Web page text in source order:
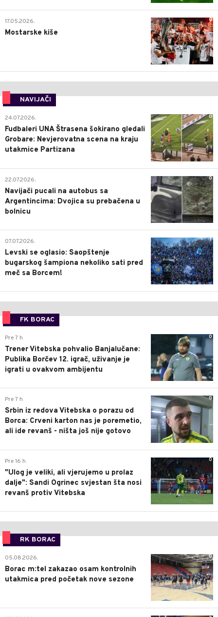
0
17.05.2026.
Mostarske kiše
NAVIJAČI
0
24.07.2026.
Fudbaleri UNA Štrasena šokirano gledali
Grobare: Nevjerovatna scena na kraju
utakmice Partizana
0
22.07.2026.
Navijači pucali na autobus sa
Argentincima: Dvojica su prebačena u
bolnicu
1
07.07.2026.
Levski se oglasio: Saopštenje
bugarskog šampiona nekoliko sati pred
meč sa Borcem!
FK BORAC
0
Pre 7 h
Trener Vitebska pohvalio Banjalučane:
Publika Borčev 12. igrač, uživanje je
igrati u ovakvom ambijentu
0
Pre 7 h
Srbin iz redova Vitebska o porazu od
Borca: Crveni karton nas je poremetio,
ali ide revanš - ništa još nije gotovo
0
Pre 16 h
"Ulog je veliki, ali vjerujemo u prolaz
dalje": Sandi Ogrinec svjestan šta nosi
revanš protiv Vitebska
RK BORAC
0
05.08.2026.
Borac m:tel zakazao osam kontrolnih
utakmica pred početak nove sezone